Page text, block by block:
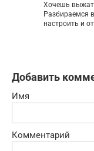
Хочешь
Разбираемся
настроить и
Добавить
Имя
Комментарий